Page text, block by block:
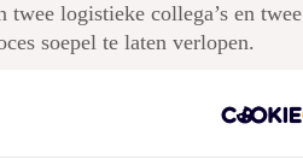
logistieke collega’s en twee
soepel te laten verlopen.